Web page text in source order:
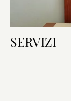
SERVIZI